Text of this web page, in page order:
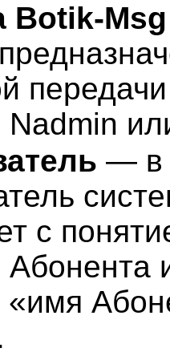
Botik-Msg
— в
с
Абонента
«имя